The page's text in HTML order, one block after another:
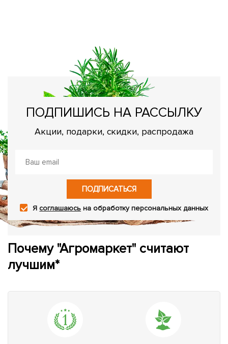
ПОДПИШИСЬ НА РАССЫЛКУ
Акции, подарки, скидки, распродажа
ПОДПИСАТЬСЯ
Ясоглашаюсь на обработку персональных данных
Почему "Агромаркет" считают
лучшим*